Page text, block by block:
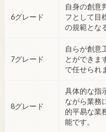
6グレード
自身の創意
フとして目
の規範とな
7グレード
自らが創意
とができま
で任せられ
8グレード
具体的な指
ながら業務
的平易な業
能です。